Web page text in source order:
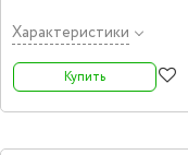
Характеристики
Купить